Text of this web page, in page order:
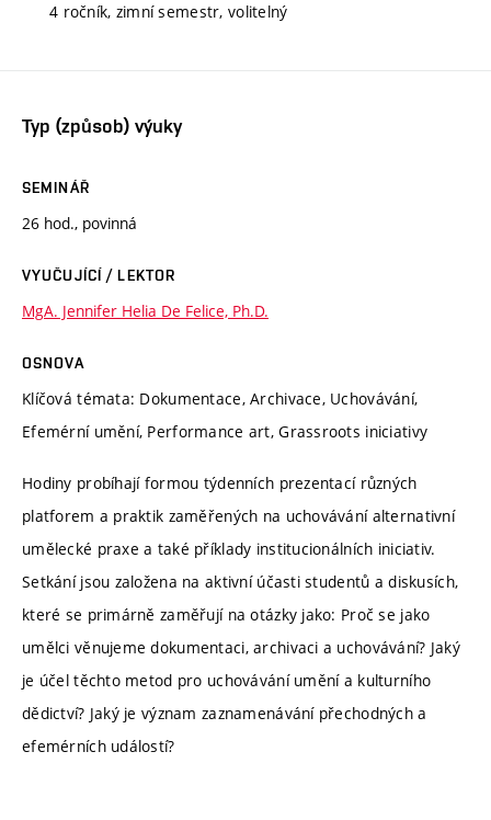
4 ročník, zimní semestr, volitelný
Typ (způsob) výuky
SEMINÁŘ
26 hod., povinná
VYUČUJÍCÍ / LEKTOR
MgA. Jennifer Helia De Felice, Ph.D.
OSNOVA
Klíčová témata: Dokumentace, Archivace, Uchovávání,
Efemérní umění, Performance art, Grassroots iniciativy
Hodiny probíhají formou týdenních prezentací různých
platforem a praktik zaměřených na uchovávání alternativní
umělecké praxe a také příklady institucionálních iniciativ.
Setkání jsou založena na aktivní účasti studentů a diskusích,
které se primárně zaměřují na otázky jako: Proč se jako
umělci věnujeme dokumentaci, archivaci a uchovávání? Jaký
je účel těchto metod pro uchovávání umění a kulturního
dědictví? Jaký je význam zaznamenávání přechodných a
efemérních událostí?